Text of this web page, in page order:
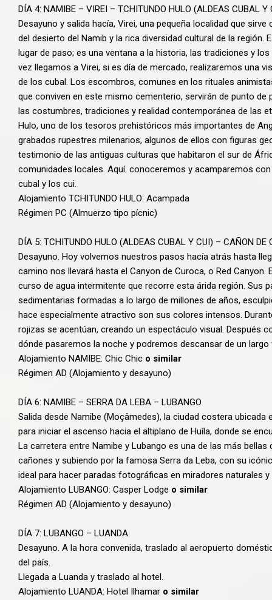
DÍA 4: NAMIBE – VIREI – TCHITUNDO HULO (ALDEAS CUBAL Y
Desayuno y salida hacía, Virei, una pequeña localidad que
del desierto del Namib y la rica diversidad cultural de la región.
lugar de paso; es una ventana a la historia, las tradiciones y
vez llegamos a Virei, si es día de mercado, realizaremos una
de los cubal. Los escombros, comunes en los rituales
que conviven en este mismo cementerio, servirán de punto
las costumbres, tradiciones y realidad contemporánea de las
Hulo, uno de los tesoros prehistóricos más importantes de
grabados rupestres milenarios, algunos de ellos con figuras
testimonio de las antiguas culturas que habitaron el sur de
comunidades locales. Aquí. conoceremos y acamparemos
cubal y los cui.
Alojamiento TCHITUNDO HULO: Acampada
Régimen PC (Almuerzo tipo pícnic)
DÍA 5: TCHITUNDO HULO (ALDEAS CUBAL Y CUI) – CAÑON DE
Desayuno. Hoy volvemos nuestros pasos hacía atrás hasta
camino nos llevará hasta el Canyon de Curoca, o Red
curso de agua intermitente que recorre esta árida región. Sus
sedimentarias formadas a lo largo de millones de años,
hace especialmente atractivo son sus colores intensos.
rojizas se acentúan, creando un espectáculo visual. Después
dónde pasaremos la noche y podremos descansar de un largo
Alojamiento NAMIBE: Chic Chic o similar
Régimen AD (Alojamiento y desayuno)
DÍA 6: NAMIBE – SERRA DA LEBA – LUBANGO
Salida desde Namibe (Moçâmedes), la ciudad costera
para iniciar el ascenso hacia el altiplano de Huíla, donde se
La carretera entre Namibe y Lubango es una de las más
cañones y subiendo por la famosa Serra da Leba, con su
ideal para hacer paradas fotográficas en miradores naturales
Alojamiento LUBANGO: Casper Lodge o similar
Régimen AD (Alojamiento y desayuno)
DÍA 7: LUBANGO – LUANDA
Desayuno. A la hora convenida, traslado al aeropuerto
del país.
Llegada a Luanda y traslado al hotel.
Alojamiento LUANDA: Hotel Ilhamar o similar